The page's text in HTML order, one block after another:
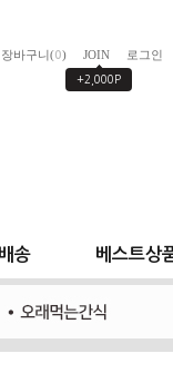
로그인
JOIN
+2,000P
장바구니(0)
송 베스트상